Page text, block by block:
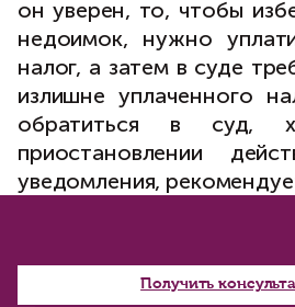
он уверен, то, чтобы
недоимок, нужно
налог, а затем в суде
излишне уплаченного
обратиться в суд,
приостановлении
уведомления,
Получить